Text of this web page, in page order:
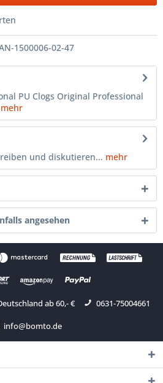
1500006-02-47
PU Clogs Original Professional
mehr
und diskutieren... mehr
angesehen
ab 60,- € 0631-75004661
info@bomto.de